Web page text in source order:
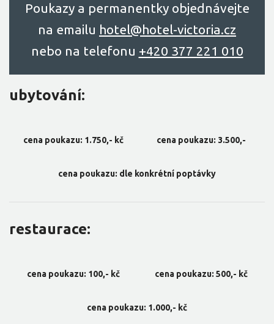
Poukazy a permanentky objednávejte
na emailu hоtel@hоtel-victоriа.cz
nebo na telefonu +420 377 221 010
ubytování:
cena poukazu: 1.750,- kč cena poukazu: 3.500,-
cena poukazu: dle konkrétní poptávky
restaurace:
cena poukazu: 100,- kč cena poukazu: 500,- kč
cena poukazu: 1.000,- kč